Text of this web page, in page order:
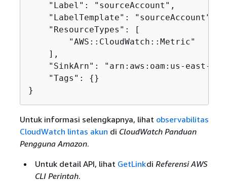
    "Label": "sourceAccount",
    "LabelTemplate": "sourceAccount",
    "ResourceTypes": [
        "AWS::CloudWatch::Metric"
    ],
"SinkArn": "arn:aws:oam:us-east-
    "Tags":
{}
}
Untuk informasi selengkapnya, lihat observabilitas
CloudWatch lintas akun di CloudWatch Panduan
Pengguna Amazon.
Untuk detail API, lihat GetLinkdiReferensi AWS
CLI Perintah.